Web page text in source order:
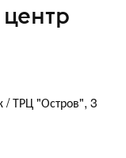
ТРЦ "Остров", 3